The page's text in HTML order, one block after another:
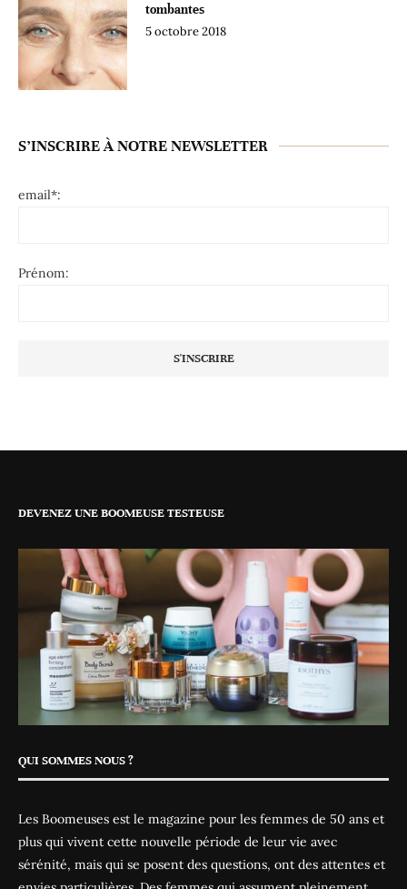
tombantes
5 octobre 2018
S’INSCRIRE À NOTRE NEWSLETTER
email*:
Prénom:
DEVENEZ UNE BOOMEUSE TESTEUSE
QUI SOMMES NOUS ?
Les Boomeuses est le magazine pour les femmes de 50 ans et
plus qui vivent cette nouvelle période de leur vie avec
sérénité, mais qui se posent des questions, ont des attentes et